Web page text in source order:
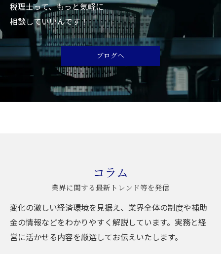
税理士って、もっと気軽に
相談していいんです！
ブログへ
業界に関する最新トレンド等を発信
コラム
変化の激しい経済環境を見据え、業界全体の制度や補助
金の情報などをわかりやすく解説しています。実務と経
営に活かせる内容を厳選してお伝えいたします。